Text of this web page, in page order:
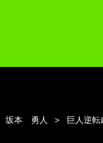
坂本 勇人 巨人逆